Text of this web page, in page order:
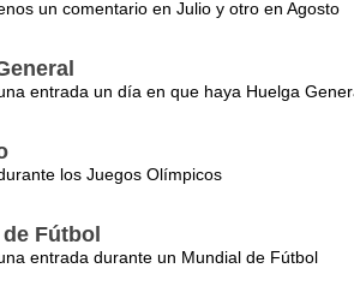
un comentario en Julio y otro en Agosto
entrada un día en que haya Huelga
los Juegos Olímpicos
Fútbol
entrada durante un Mundial de Fútbol